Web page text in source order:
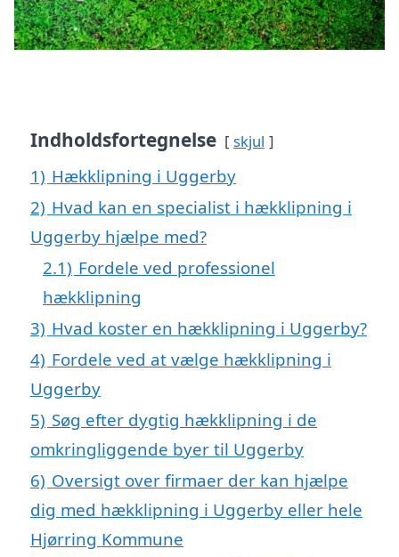
Indholdsfortegnelse skjul
1) Hækklipning i Uggerby
2) Hvad kan en specialist i hækklipning i
Uggerby hjælpe med?
2.1) Fordele ved professionel
hækklipning
3) Hvad koster en hækklipning i Uggerby?
4) Fordele ved at vælge hækklipning i
Uggerby
5) Søg efter dygtig hækklipning i de
omkringliggende byer til Uggerby
6) Oversigt over firmaer der kan hjælpe
dig med hækklipning i Uggerby eller hele
Hjørring Kommune